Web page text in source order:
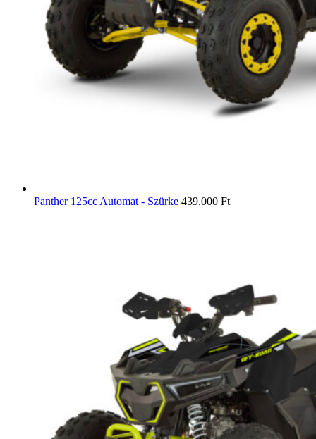
Panther 125cc Automat - Szürke 439,000 Ft